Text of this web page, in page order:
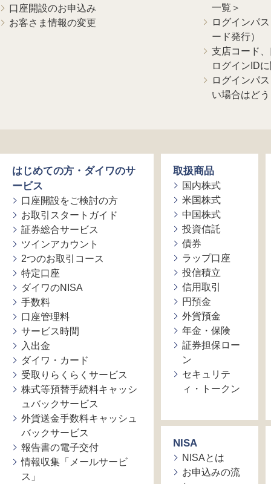
口座開設のお申込み
お客さま情報の変更
一覧＞
ログインパ
ード発行）
支店コード
ログインID
ログインパ
い場合はど
はじめての方・ダイワのサ
ービス
口座開設をご検討の方
お取引スタートガイド
証券総合サービス
ツインアカウント
2つのお取引コース
特定口座
ダイワのNISA
手数料
口座管理料
サービス時間
入出金
ダイワ・カード
受取りらくらくサービス
株式等預替手続料キャッシ
ュバックサービス
外貨送金手数料キャッシュ
バックサービス
報告書の電子交付
情報収集「メールサービ
ス」
取扱商品
国内株式
米国株式
中国株式
投資信託
債券
ラップ口座
投信積立
信用取引
円預金
外貨預金
年金・保険
証券担保ロー
ン
セキュリテ
ィ・トークン
NISA
NISAとは
お申込みの流